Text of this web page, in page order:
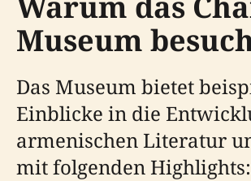
Museum
Das Museum bietet
Einblicke in die
armenischen Literatur
mit folgenden Highlights: